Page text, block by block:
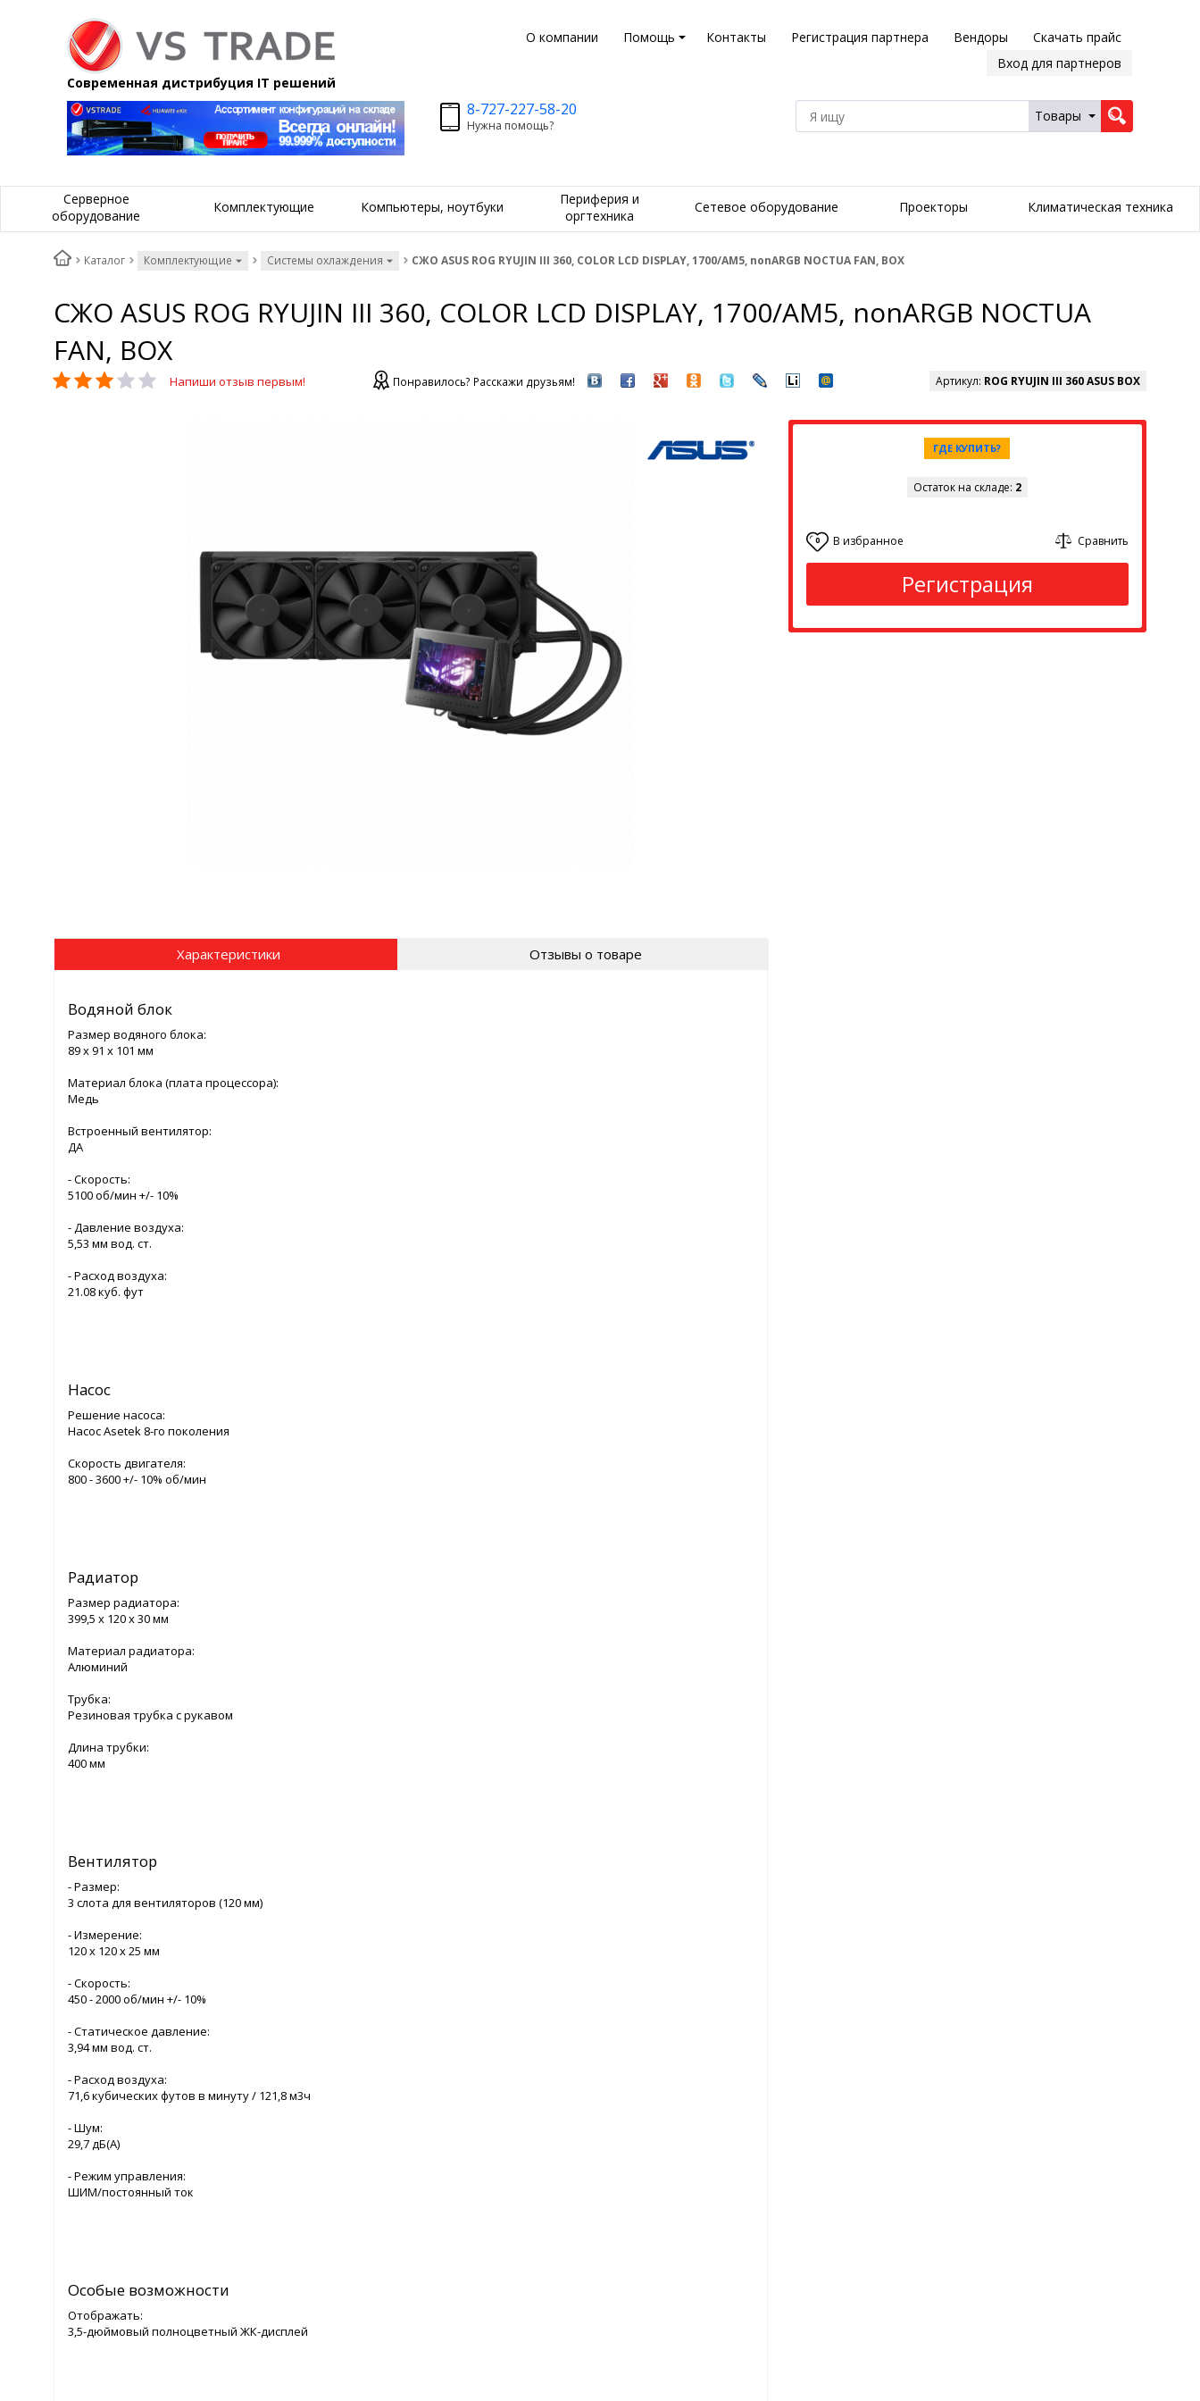
О компании Помощь Контакты Регистрация партнера Вендоры
Скачать прайс
Вход для партнеров
Современная дистрибуция IT решений
8-727-227-58-20
Нужна помощь?
Товары
Серверное
оборудование
Комплектующие Компьютеры, ноутбуки
Периферия и
оргтехника
Сетевое оборудование Проекторы Климатическая техника
Каталог Комплектующие Системы охлаждения СЖО ASUS ROG RYUJIN III 360, COLOR LCD DISPLAY, 1700/AM5, nonARGB NOCTUA FAN, BOX
СЖО ASUS ROG RYUJIN III 360, COLOR LCD DISPLAY, 1700/AM5, nonARGB NOCTUA
FAN, BOX
Напиши отзыв первым! Понравилось? Расскажи друзьям! Артикул: ROG RYUJIN III 360 ASUS BOX
ГДЕ КУПИТЬ?
Остаток на складе: 2
0 В избранное Сравнить
Регистрация
Характеристики Отзывы о товаре
Водяной блок
Размер водяного блока:
89 х 91 х 101 мм
Материал блока (плата процессора):
Медь
Встроенный вентилятор:
ДА
- Скорость:
5100 об/мин +/- 10%
- Давление воздуха:
5,53 мм вод. ст.
- Расход воздуха:
21.08 куб. фут
Насос
Решение насоса:
Насос Asetek 8-го поколения
Скорость двигателя:
800 - 3600 +/- 10% об/мин
Радиатор
Размер радиатора:
399,5 х 120 х 30 мм
Материал радиатора:
Алюминий
Трубка:
Резиновая трубка с рукавом
Длина трубки:
400 мм
Вентилятор
- Размер:
3 слота для вентиляторов (120 мм)
- Измерение:
120 х 120 х 25 мм
- Скорость:
450 - 2000 об/мин +/- 10%
- Статическое давление:
3,94 мм вод. ст.
- Расход воздуха:
71,6 кубических футов в минуту / 121,8 м3ч
- Шум:
29,7 дБ(А)
- Режим управления:
ШИМ/постоянный ток
Особые возможности
Отображать:
3,5-дюймовый полноцветный ЖК-дисплей